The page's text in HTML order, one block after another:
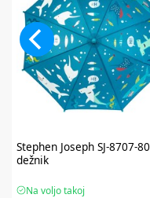
Stephen JosephSJ-8707-80
dežnik
Na voljo takoj